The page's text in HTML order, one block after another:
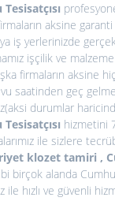
aksine
iş yerlerinizde
işçilik ve
firmaların aksine
saatinden geç
durumlar
hizmetini
ile sizlere
klozet tamiri ,
birçok alanda
ile hızlı ve güvenli